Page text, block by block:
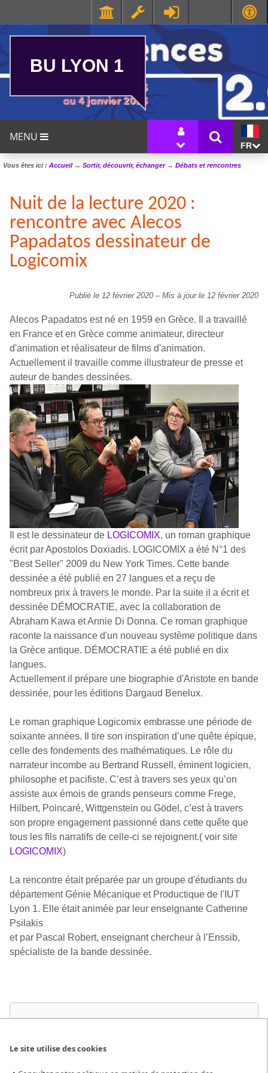
Le site utilise des cookies
BU LYON 1
MENU
FR
Vous êtes ici : Accueil→ Sortir, découvrir, échanger→ Débats et rencontres
Nuit de la lecture 2020 :
rencontre avec Alecos
Papadatos dessinateur de
Logicomix
Publié le 12 février 2020 – Mis à jour le 12 février 2020
Alecos Papadatos est né en 1959 en Grèce. Il a travaillé
en France et en Grèce comme animateur, directeur
d'animation et réalisateur de films d'animation.
Actuellement il travaille comme illustrateur de presse et
auteur de bandes dessinées.
Il est le dessinateur de LOGICOMIX, un roman graphique
écrit par Apostolos Doxiadis. LOGICOMIX a été N°1 des
"Best Seller" 2009 du New York Times. Cette bande
dessinée a été publié en 27 langues et a reçu de
nombreux prix à travers le monde. Par la suite il a écrit et
dessinée DÉMOCRATIE, avec la collaboration de
Abraham Kawa et Annie Di Donna. Ce roman graphique
raconte la naissance d'un nouveau système politique dans
la Grèce antique. DÉMOCRATIE a été publié en dix
langues.
Actuellement il prépare une biographie d'Aristote en bande
dessinée, pour les éditions Dargaud Benelux.
Le roman graphique Logicomix embrasse une période de
soixante années. Il tire son inspiration d’une quête épique,
celle des fondements des mathématiques. Le rôle du
narrateur incombe au Bertrand Russell, éminent logicien,
philosophe et pacifiste. C’est à travers ses yeux qu’on
assiste aux émois de grands penseurs comme Frege,
Hilbert, Poincaré, Wittgenstein ou Gödel, c’est à travers
son propre engagement passionné dans cette quête que
tous les fils narratifs de celle-ci se rejoignent.( voir site
LOGICOMIX)
La rencontre était préparée par un groupe d'étudiants du
département Génie Mécanique et Productique de l'IUT
Lyon 1. Elle était animée par leur enseignante Catherine
Psilakis
et par Pascal Robert, enseignant chercheur à l’Enssib,
spécialiste de la bande dessinée.